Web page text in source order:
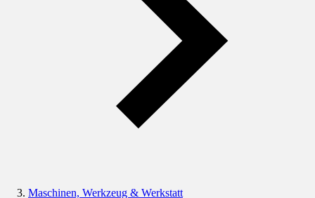
Maschinen, Werkzeug & Werkstatt